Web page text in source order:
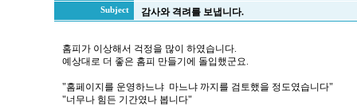
Subject 감사와 격려를 보냅니다.
홈피가 이상해서 걱정을 많이 하였습니다.
예상대로 더 좋은 홈피 만들기에 돌입했군요.
"홈페이지를 운영하느냐 마느냐 까지를 검토했을 정도였습니다"
"너무나 힘든 기간였나 봅니다"